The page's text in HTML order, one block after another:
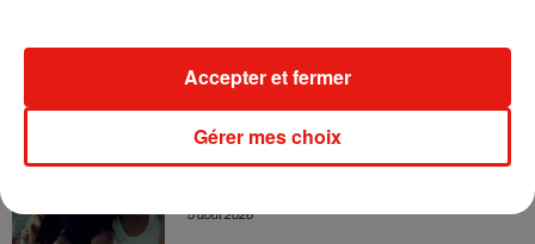
5 août 2026
Gérer mes choix
Accepter et fermer